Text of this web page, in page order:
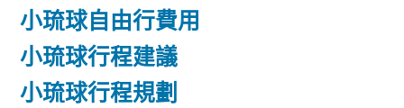
小琉球自由行費用
小琉球行程建議
小琉球行程規劃